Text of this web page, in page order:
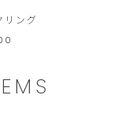
リング